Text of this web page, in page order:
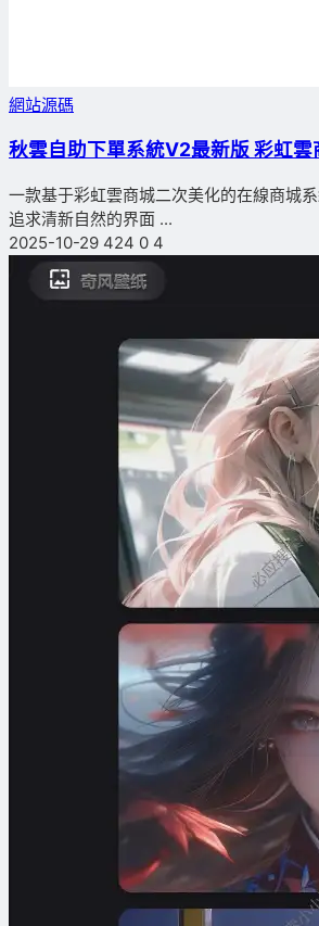
網站源碼
秋雲自助下單系統V2最新版 彩虹雲
一款基于彩虹雲商城二次美化的在線商城系
追求清新自然的界面 ...
2025-10-29 424 0 4